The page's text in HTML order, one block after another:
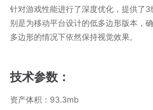
针对游戏性能进行了深度优化，提供了
别是为移动平台设计的低多边形版本，
多边形的情况下依然保持视觉效果。
技术参数：
资产体积：93.3mb